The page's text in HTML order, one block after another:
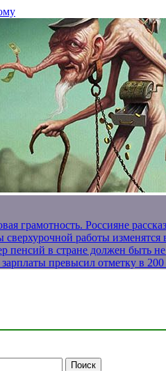
грамотность. Россияне
работы изменятся
пенсий в стране должен быть
превысил отметку в